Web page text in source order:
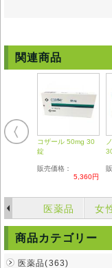
アナフィキラシー反応、
重篤な副作用として、意
この様な症状が出た場合
は、薬剤師さんにご相談
注意事項
このお薬の服用中はアル
白内障手術を受けていら
で、お控え下さい。。
勃起不全薬の塩酸バルデ
また、他の種類の降圧剤
妊娠中・授乳中の方は服
高齢者の方は、血中濃度
らの服用となります。
◆本剤は国内では医師の
関連商品
コザール 50mg 30
錠
販売価格：
5,360円
医薬品 女
商品カテゴリー
医薬品(363)